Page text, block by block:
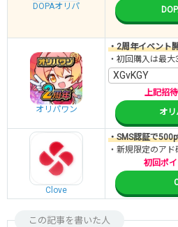
DOPAオリパ
オリパワン
・2周年イベント
・初回購入は最大
XGvKGY
上記招
オ
Clove
・SMS認証で
・新規限定のア
初回ポ
この記事を書いた人